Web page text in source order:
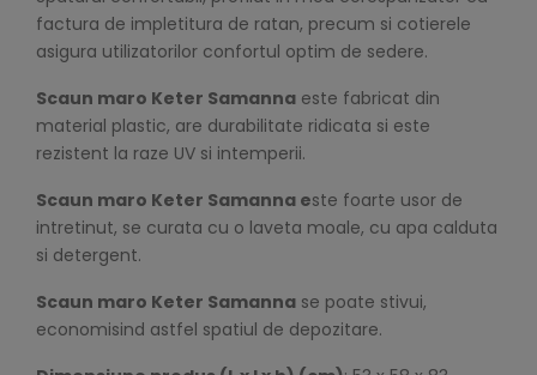
factura de impletitura de ratan, precum si cotierele
asigura utilizatorilor confortul optim de sedere.
Scaun maro Keter Samanna este fabricat din
material plastic, are durabilitate ridicata si este
rezistent la raze UV si intemperii.
Scaun maro Keter Samanna este foarte usor de
intretinut, se curata cu o laveta moale, cu apa calduta
si detergent.
Scaun maro Keter Samanna se poate stivui,
economisind astfel spatiul de depozitare.